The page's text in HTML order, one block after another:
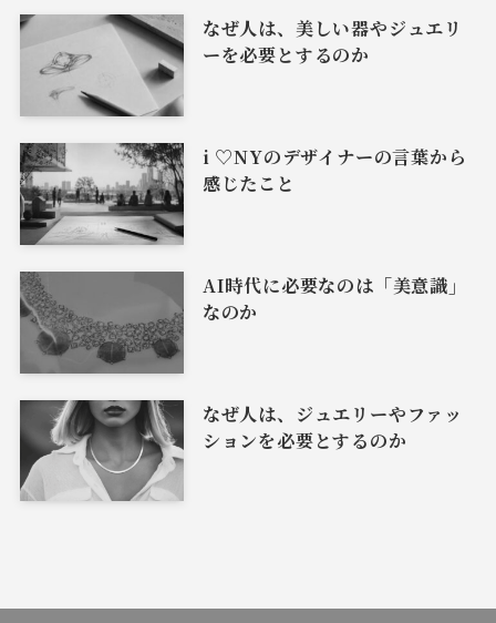
なぜ人は、美しい器やジュエリ
ーを必要とするのか
i ♡NYのデザイナーの言葉から
感じたこと
AI時代に必要なのは「美意識」
なのか
なぜ人は、ジュエリーやファッ
ションを必要とするのか